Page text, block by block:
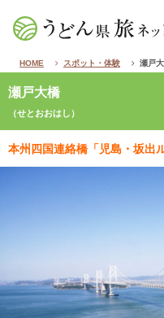
HOME スポット・体験 瀬戸
瀬戸大橋
（せとおおはし）